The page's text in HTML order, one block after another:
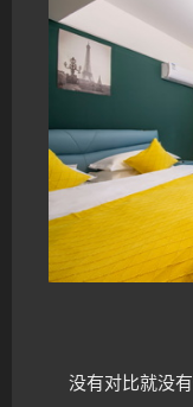
没有对比就没